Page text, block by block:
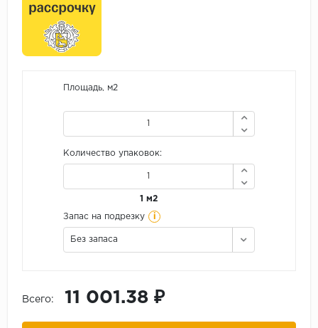
Площадь, м2
Количество упаковок:
1 м2
Запас на подрезку i
Без запаса
Всего: 11 001.38 ₽